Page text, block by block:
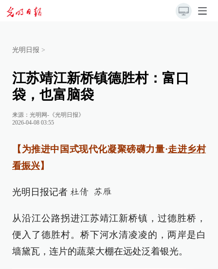
光明日报 >
江苏靖江新桥镇德胜村：富口
袋，也富脑袋
来源： 光明网-《光明日报》
2026-04-08 03:55
【为推进中国式现代化凝聚磅礴力量·走进乡村
看振兴】
光明日报记者 杜倩 苏雁
从沿江公路拐进江苏靖江新桥镇，过德胜桥，
便入了德胜村。桥下河水清凌凌的，两岸是白
墙黛瓦，连片的蔬菜大棚在远处泛着银光。